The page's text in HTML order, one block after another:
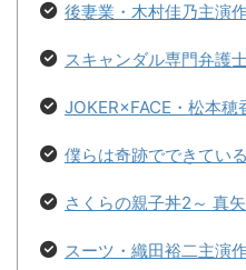
後妻業・木村佳乃主演
スキャンダル専門弁護
JOKER×FACE・松本
僕らは奇跡でできてい
さくらの親子丼2～ 真
スーツ・織田裕二主演